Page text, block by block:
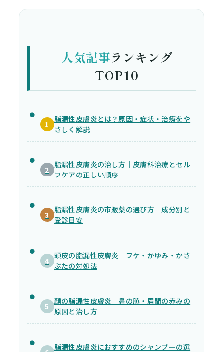
人気記事ランキング
TOP10
1
脂漏性皮膚炎とは？原因・症状・治療をや
さしく解説
2
脂漏性皮膚炎の治し方｜皮膚科治療とセル
フケアの正しい順序
3
脂漏性皮膚炎の市販薬の選び方｜成分別と
受診目安
4
頭皮の脂漏性皮膚炎｜フケ・かゆみ・かさ
ぶたの対処法
5
顔の脂漏性皮膚炎｜鼻の脇・眉間の赤みの
原因と治し方
脂漏性皮膚炎におすすめのシャンプーの選